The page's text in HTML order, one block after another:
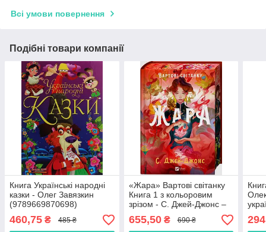
Всі умови повернення
Подібні товари компанії
Книга Українські народні
казки - Олег Завязкин
(9789669870698)
460,75 ₴ 485 ₴
«Жара» Вартові світанку
Книга 1 з кольоровим
зрізом - С. Джей-Джонс –
Фентезі, магія, пригоди
(9786171708464)
655,50₴ 690 ₴